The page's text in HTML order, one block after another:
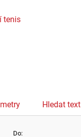
tenis
Hledat text
Do: